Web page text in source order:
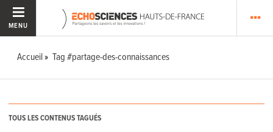
MENU
Accueil Tag #partage-des-connaissances
TOUS LES CONTENUS TAGUÉS